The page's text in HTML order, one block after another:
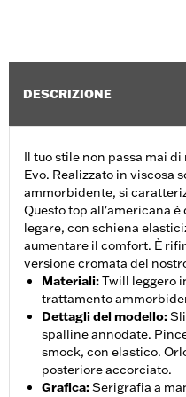
DESCRIZIONE
Il tuo stile non passa mai
Evo. Realizzato in viscosa
ammorbidente, si
Questo top all'americana
legare, con schiena
aumentare il comfort. È
versione cromata del
Materiali:Twill leggero
trattamento
Dettagli del modello:
spalline annodate.
smock, con elastico.
posteriore accorciato.
Grafica:Serigrafia a